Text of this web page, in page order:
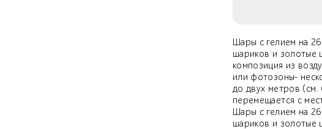
Шары с гелием на
шариков и золотые
композиция из
или фотозоны-
до двух метров (см.
перемещается с
Шары с гелием на
шариков и золотые